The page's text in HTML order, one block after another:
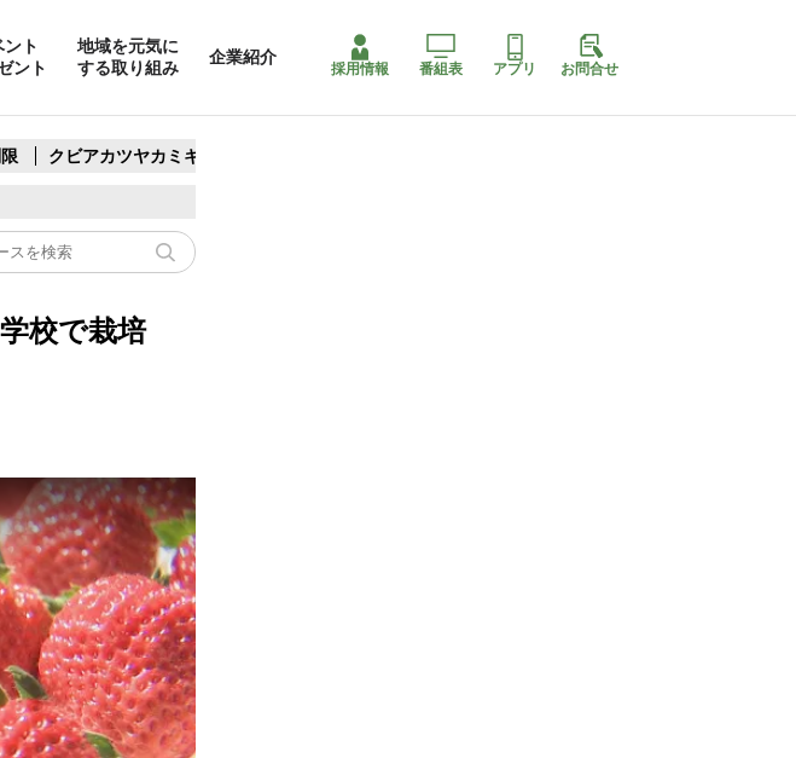
ント
ント
地域を元気に
する取り組み
企業紹介
採用情報 番組表 アプリ お問合せ
クビアカツヤカミキリ
校で栽培